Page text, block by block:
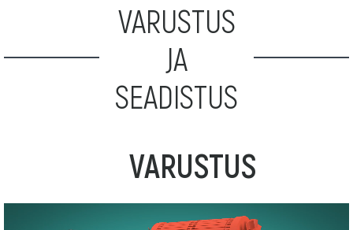
VARUSTUS
JA
SEADISTUS
VARUSTUS